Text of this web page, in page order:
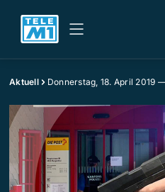
Aktuell Donnerstag, 18. April 2019